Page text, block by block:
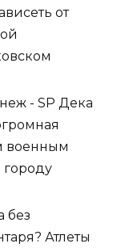
от
- SP Дека
военным
городу
без
Атлеты